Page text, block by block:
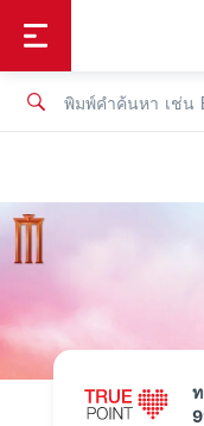
ลูกค้าบุคคล
ช้อป
เทรนด์เทคโนโลยี